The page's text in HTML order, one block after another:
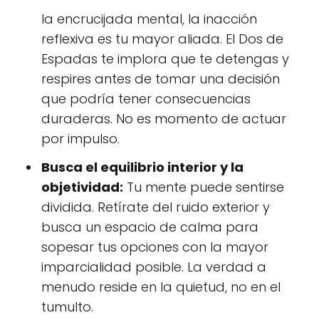
la encrucijada mental, la inacción
reflexiva es tu mayor aliada. El Dos de
Espadas te implora que te detengas y
respires antes de tomar una decisión
que podría tener consecuencias
duraderas. No es momento de actuar
por impulso.
Busca el equilibrio interior y la
objetividad: Tu mente puede sentirse
dividida. Retírate del ruido exterior y
busca un espacio de calma para
sopesar tus opciones con la mayor
imparcialidad posible. La verdad a
menudo reside en la quietud, no en el
tumulto.